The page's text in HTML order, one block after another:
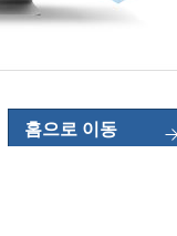
홈으로 이동